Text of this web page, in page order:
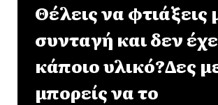
Θέλεις να φτιάξεις
συνταγή και δεν
κάποιο υλικό?Δες
μπορείς να το